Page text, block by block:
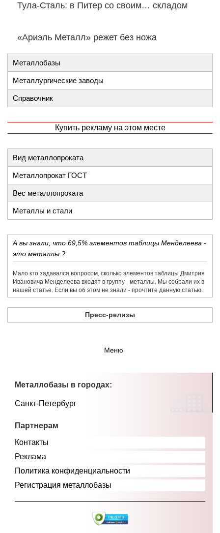
Тула-Сталь: в Питер со своим… складом
«Ариэль Металл» режет без ножа
Металлобазы
Металлургические заводы
Справочник
Купить рекламу на этом месте
Вид металлопроката
Металлопрокат ГОСТ
Вес металлопроката
Металлы и стали
А вы знали, что 69,5% элементов таблицы Менделеева -
это металлы ?
Мало кто задавался вопросом, сколько элементов таблицы Дмитрия
Ивановича Менделеева входят в группу - металлы. Мы собрали их в
нашей статье. Если вы об этом не знали - прочтите данную статью.
Пресс-релизы
Меню
Металлобазы в городах:
Санкт-Петербург
Партнерам
Контакты
Реклама
Политика конфиденциальности
Регистрация металлобазы